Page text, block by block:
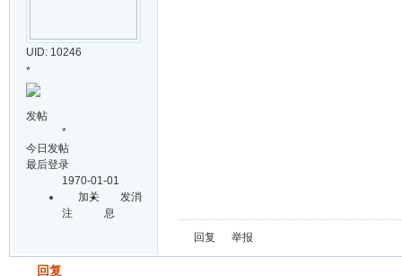
UID: 10246
*
发帖
*
今日发帖
最后登录
1970-01-01
加关
注
发消
息
回复 举报
回复